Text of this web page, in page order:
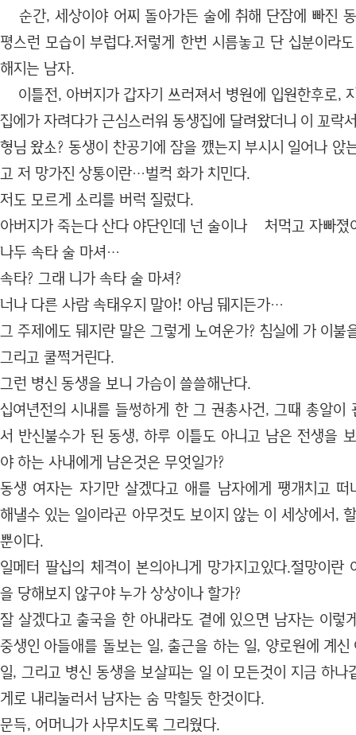
순간, 세상이야 어찌 돌아가든 술에 취해 단잠에 빠진
평스런 모습이 부럽다.저렇게 한번 시름놓고 단 십분이라
해지는 남자.
이틀전, 아버지가 갑자기 쓰러져서 병원에 입원한후로,
집에가 자려다가 근심스러워 동생집에 달려왔더니 이 꼬락
형님 왔소? 동생이 찬공기에 잠을 깼는지 부시시 일어나 앉
고 저 망가진 상통이란…벌컥 화가 치민다.
저도 모르게 소리를 버럭 질렀다.
아버지가 죽는다 산다 야단인데 넌 술이나 처먹고 자빠졌
나두 속타 술 마셔…
속타? 그래 니가 속타 술 마셔?
너나 다른 사람 속태우지 말아! 아님 뒈지든가…
그 주제에도 뒈지란 말은 그렇게 노여운가? 침실에 가 이불
그리고 쿨쩍거린다.
그런 병신 동생을 보니 가슴이 쓸쓸해난다.
십여년전의 시내를 들썽하게 한 그 권총사건, 그때 총알이
서 반신불수가 된 동생, 하루 이틀도 아니고 남은 전생을
야 하는 사내에게 남은것은 무엇일가?
동생 여자는 자기만 살겠다고 애를 남자에게 팽개치고 떠
해낼수 있는 일이라곤 아무것도 보이지 않는 이 세상에서,
뿐이다.
일메터 팔십의 체격이 본의아니게 망가지고있다.절망이란
을 당해보지 않구야 누가 상상이나 할가?
잘 살겠다고 출국을 한 아내라도 곁에 있으면 남자는 이렇
중생인 아들애를 돌보는 일, 출근을 하는 일, 양로원에 계신
일, 그리고 병신 동생을 보살피는 일 이 모든것이 지금 하나
게로 내리눌러서 남자는 숨 막힐듯 한것이다.
문득, 어머니가 사무치도록 그리웠다.